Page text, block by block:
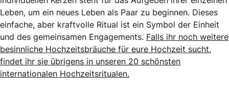
Leben, um ein neues Leben als Paar zu beginnen. Dieses
einfache, aber kraftvolle Ritual ist ein Symbol der Einheit
und des gemeinsamen Engagements. Falls ihr noch weitere
besinnliche Hochzeitsbräuche für eure Hochzeit sucht,
findet ihr sie übrigens in unseren 20 schönsten
internationalen Hochzeitsritualen.